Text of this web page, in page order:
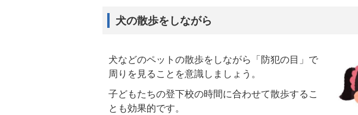
犬の散歩をしながら
犬などのペットの散歩をしながら「防犯の目」で
周りを見ることを意識しましょう。
子どもたちの登下校の時間に合わせて散歩するこ
とも効果的です。